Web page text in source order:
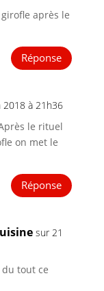
après le
Réponse
2018 à 21h36
le rituel
on met le
Réponse
sur 21
du tout ce